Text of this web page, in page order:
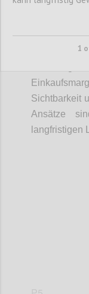
Sichtbarkeit
Ansätze
langfristigen
1